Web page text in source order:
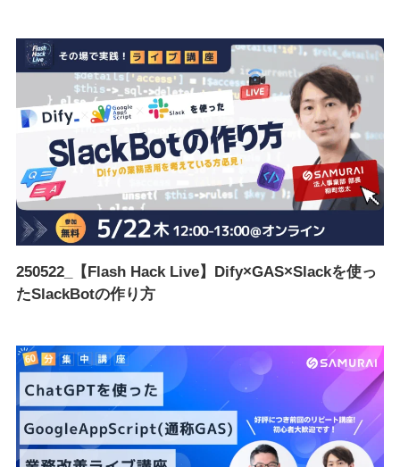
250522_【Flash Hack Live】Dify×GAS×Slackを使っ
たSlackBotの作り方